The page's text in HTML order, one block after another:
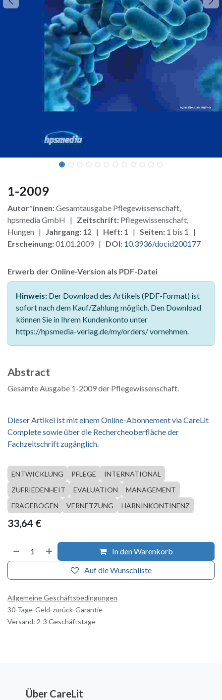
1-2009
Autor*innen:Gesamtausgabe Pflegewissenschaft,
hpsmedia GmbH | Zeitschrift: Pflegewissenschaft,
Hungen | Jahrgang: 12 | Heft: 1 | Seiten: 1 bis 1 |
Erscheinung:01.01.2009 | DOI: 10.3936/docid200177
Erwerb der Online-Version als PDF-Datei
Hinweis: Der Download des Artikels (PDF-Format) ist
sofort nach dem Kauf/Zahlung möglich. Den Download
können Sie in Ihrem Kundenkonto unter
https://hpsmedia-verlag.de/my/orders/ vornehmen.
Abstract
Gesamte Ausgabe 1-2009 der Pflegewissenschaft.
Dieser Artikel ist mit einem Online-Abonnement via CareLit
Complete sowie über die Rechercheoberfläche der
Fachzeitschrift zugänglich.
ENTWICKLUNG PFLEGE
INTERNATIONAL
ZUFRIEDENHEIT
EVALUATION
MANAGEMENT
FRAGEBOGEN
VERNETZUNG HARNINKONTINENZ
33,64 €
In den Warenkorb
Auf die Wunschliste
Allgemeine Geschäftsbedingungen
30-Tage-Geld-zurück-Garantie
Versand: 2-3 Geschäftstage
Über CareLit